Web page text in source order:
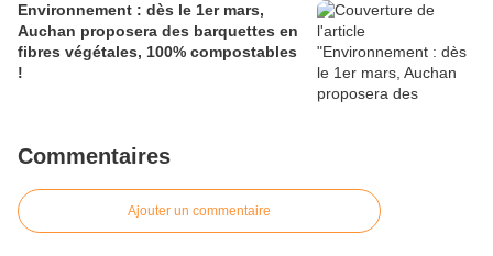
Environnement : dès le 1er mars,
Auchan proposera des barquettes en
fibres végétales, 100% compostables
!
Commentaires
Ajouter un commentaire